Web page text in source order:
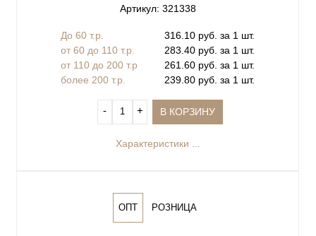
Артикул: 321338
До 60 т.р.
316.10 руб. за 1 шт.
от 60 до 110 т.р.
283.40 руб. за 1 шт.
от 110 до 200 т.р
261.60 руб. за 1 шт.
более 200 т.р.
239.80 руб. за 1 шт.
‐ + В КОРЗИНУ
Характеристики ...
ОПТ РОЗНИЦА